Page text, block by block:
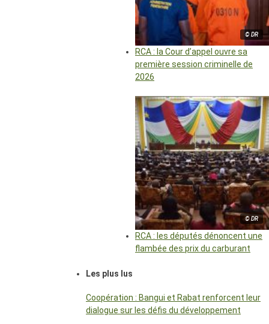
© DR
RCA : la Cour d’appel ouvre sa
première session criminelle de
2026
© DR
RCA : les députés dénoncent une
flambée des prix du carburant
Les plus lus
Coopération : Bangui et Rabat renforcent leur
dialogue sur les défis du développement